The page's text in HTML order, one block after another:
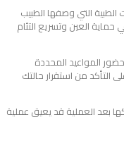
الطبية التي وصفها الطبيب
العين وتسريع التئام
المواعيد المحددة
التأكد من استقرار حالتك
بعد العملية قد يعيق عملية